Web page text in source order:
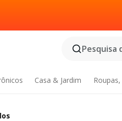
Pesquisa
Casa & Jardim